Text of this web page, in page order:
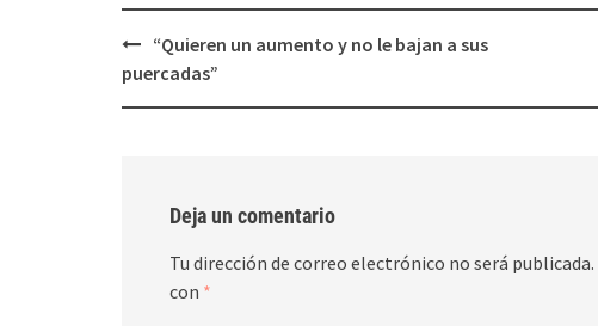
Post
navigation
“Quieren un aumento y no le bajan a sus
puercadas”
Deja un comentario
Tu dirección de correo electrónico no será publicada.
con *